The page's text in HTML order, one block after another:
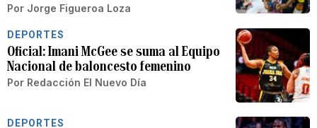
Por Jorge Figueroa Loza
DEPORTES
Oficial: Imani McGee se suma al Equipo
Nacional de baloncesto femenino
Por Redacción El Nuevo Día
DEPORTES